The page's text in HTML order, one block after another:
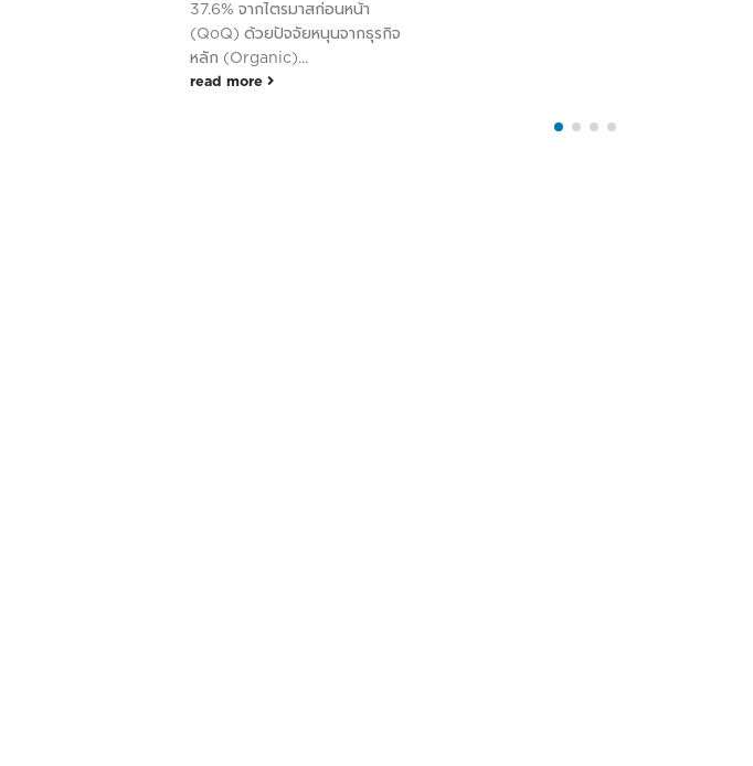
37.6% จากไตรมาสก่อนหน้า
(QoQ) ด้วยปัจจัยหนุนจากธุรกิจ
หลัก (Organic)...
read more